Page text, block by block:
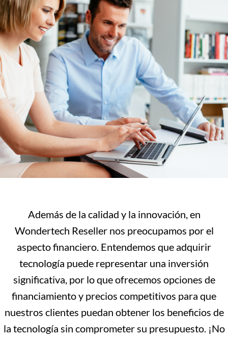
Además de la calidad y la innovación, en
Wondertech Reseller nos preocupamos por el
aspecto financiero. Entendemos que adquirir
tecnología puede representar una inversión
significativa, por lo que ofrecemos opciones de
financiamiento y precios competitivos para que
nuestros clientes puedan obtener los beneficios de
la tecnología sin comprometer su presupuesto. ¡No